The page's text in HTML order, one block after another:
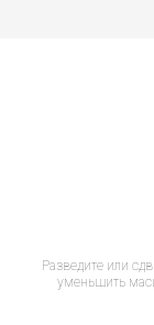
Разведите или
уменьшить